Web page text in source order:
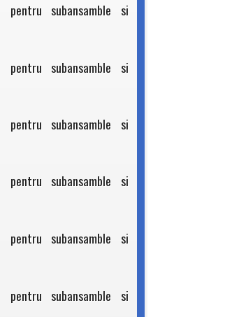
pentru subansamble si
pentru subansamble si
pentru subansamble si
pentru subansamble si
pentru subansamble si
pentru subansamble si